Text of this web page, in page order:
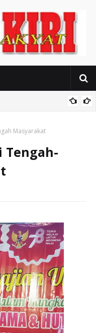
Masyarakat
Tengah-